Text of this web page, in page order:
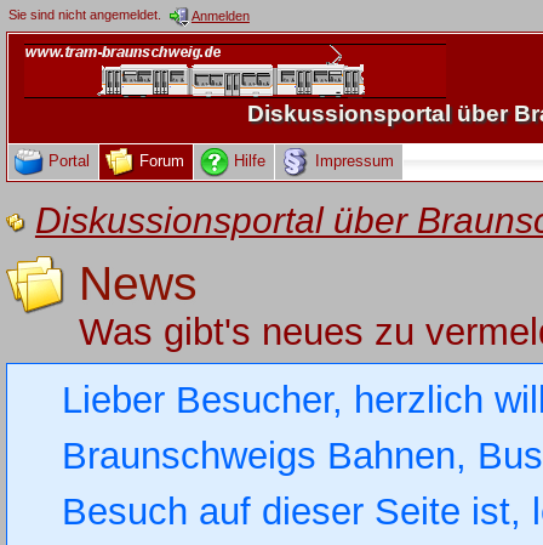
Sie sind nicht angemeldet. Anmelden
Diskussionsportal über
Portal Forum Hilfe Impressum
Diskussionsportal über
News
Was gibt's neues zu
Lieber Besucher, herzlich
Braunschweigs Bahnen,
Besuch auf dieser Seite